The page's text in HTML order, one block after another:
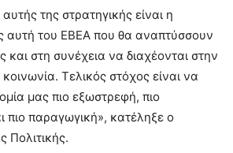
της στρατηγικής είναι η
αυτή του ΕΒΕΑ που θα αναπτύσσουν
και στη συνέχεια να διαχέονται στην
Τελικός στόχος είναι να
μας πιο εξωστρεφή, πιο
πιο παραγωγική», κατέληξε ο
Πολιτικής.